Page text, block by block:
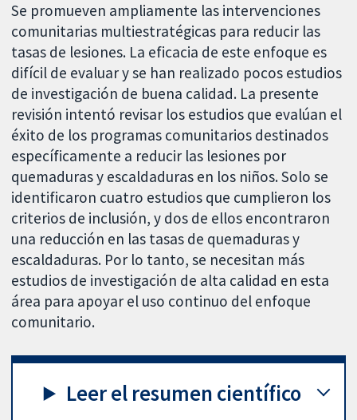
Se promueven ampliamente las intervenciones
comunitarias multiestratégicas para reducir las
tasas de lesiones. La eficacia de este enfoque es
difícil de evaluar y se han realizado pocos estudios
de investigación de buena calidad. La presente
revisión intentó revisar los estudios que evalúan el
éxito de los programas comunitarios destinados
específicamente a reducir las lesiones por
quemaduras y escaldaduras en los niños. Solo se
identificaron cuatro estudios que cumplieron los
criterios de inclusión, y dos de ellos encontraron
una reducción en las tasas de quemaduras y
escaldaduras. Por lo tanto, se necesitan más
estudios de investigación de alta calidad en esta
área para apoyar el uso continuo del enfoque
comunitario.
Leer el resumen científico